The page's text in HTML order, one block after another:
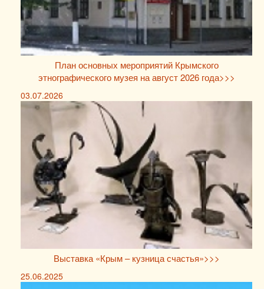
План основных мероприятий Крымского
этнографического музея на август 2026 года>>>
03.07.2026
Выставка «Крым – кузница счастья»>>>
25.06.2025